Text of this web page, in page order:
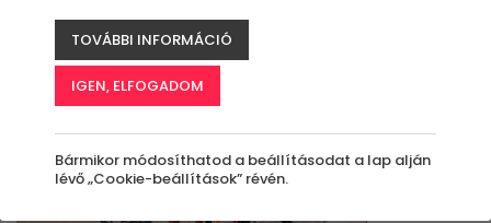
TOVÁBBI INFORMÁCIÓ
IGEN, ELFOGADOM
Bármikor módosíthatod a beállításodat a lap alján
lévő „Cookie-beállítások” révén.